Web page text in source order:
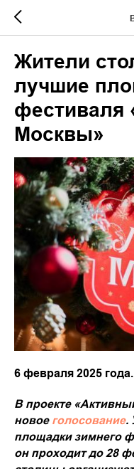
Жители
лучшие
фестиваля
Москвы»
6 февраля 2025
В проекте
новое голосование.
площадки зимнего
он проходит до 28